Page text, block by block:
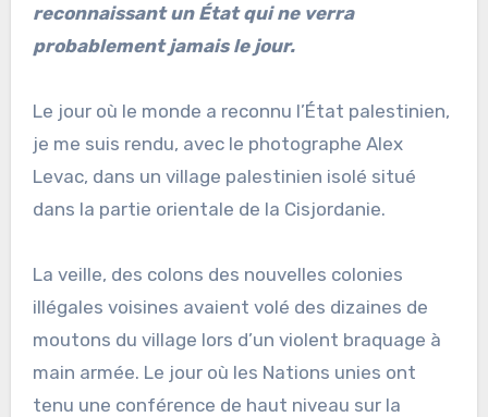
reconnaissant un État qui ne verra
probablement jamais le jour.
Le jour où le monde a reconnu l’État palestinien,
je me suis rendu, avec le photographe Alex
Levac, dans un village palestinien isolé situé
dans la partie orientale de la Cisjordanie.
La veille, des colons des nouvelles colonies
illégales voisines avaient volé des dizaines de
moutons du village lors d’un violent braquage à
main armée. Le jour où les Nations unies ont
tenu une conférence de haut niveau sur la